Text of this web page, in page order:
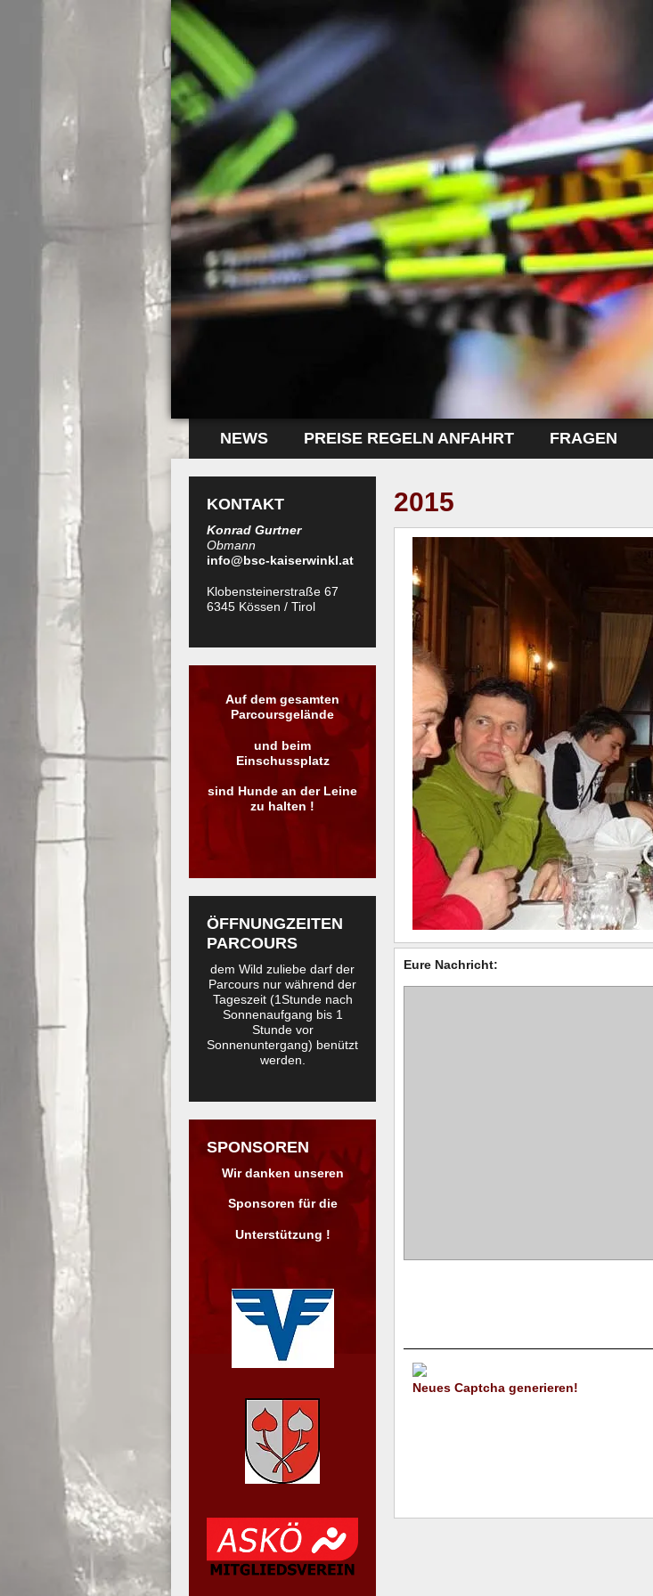
NEWS PREISE REGELN ANFAHRT FRAGEN
KONTAKT
Konrad Gurtner
Obmann
info@bsc-kaiserwinkl.at
Klobensteinerstraße 67
6345 Kössen / Tirol
Auf dem gesamten
Parcoursgelände
und beim
Einschussplatz
sind Hunde an der Leine
zu halten !
ÖFFNUNGZEITEN
PARCOURS
dem Wild zuliebe darf der
Parcours nur während der
Tageszeit (1Stunde nach
Sonnenaufgang bis 1
Stunde vor
Sonnenuntergang) benützt
werden.
SPONSOREN
Wir danken unseren
Sponsoren für die
Unterstützung !
2015
Eure Nachricht:
Neues Captcha generieren!